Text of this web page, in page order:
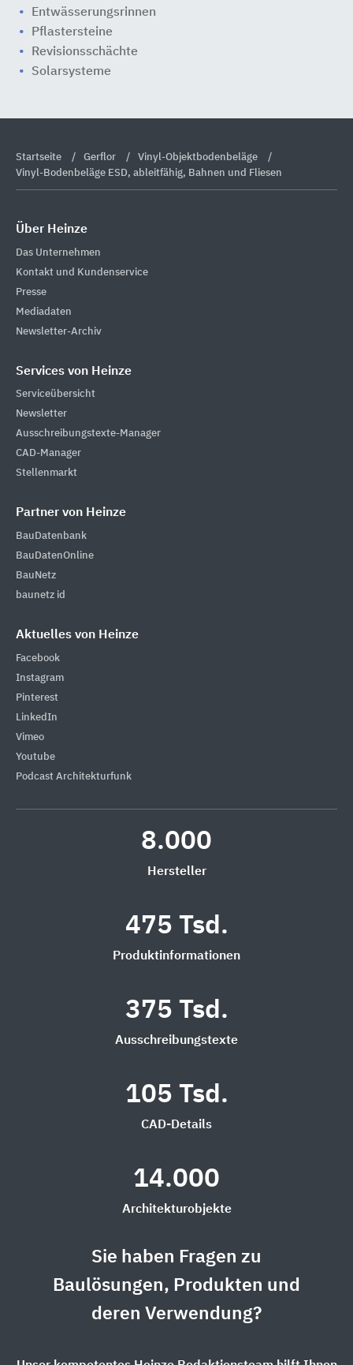
Entwässerungsrinnen
Pflastersteine
Revisionsschächte
Solarsysteme
Startseite Gerflor
Vinyl-Objektbodenbeläge
Vinyl-Bodenbeläge ESD, ableitfähig, Bahnen und Fliesen
Über Heinze
Das Unternehmen
Kontakt und Kundenservice
Presse
Mediadaten
Newsletter-Archiv
Services von Heinze
Serviceübersicht
Newsletter
Ausschreibungstexte-Manager
CAD-Manager
Stellenmarkt
Partner von Heinze
BauDatenbank
BauDatenOnline
BauNetz
baunetz id
Aktuelles von Heinze
Facebook
Instagram
Pinterest
LinkedIn
Vimeo
Youtube
Podcast Architekturfunk
8.000
Hersteller
475 Tsd.
Produktinformationen
375 Tsd.
Ausschreibungstexte
105 Tsd.
CAD-Details
14.000
Architekturobjekte
Sie haben Fragen zu
Baulösungen, Produkten und
deren Verwendung?